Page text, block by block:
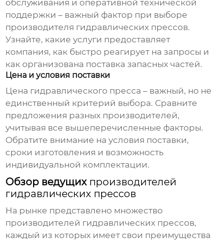
обслуживания и оперативной технической
поддержки – важный фактор при выборе
производителя гидравлических прессов.
Узнайте, какие услуги предоставляет
компания, как быстро реагирует на запросы и
как организована поставка запасных частей.
Цена и условия поставки
Цена гидравлического пресса – важный, но не
единственный критерий выбора. Сравните
предложения разных производителей,
учитывая все вышеперечисленные факторы.
Обратите внимание на условия поставки,
сроки изготовления и возможность
индивидуальной комплектации.
Обзор ведущих производителей
гидравлических прессов
На рынке представлено множество
производителей гидравлических прессов,
каждый из которых имеет свои преимущества